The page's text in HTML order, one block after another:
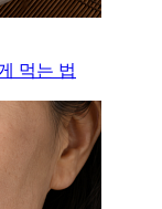
먹는 법